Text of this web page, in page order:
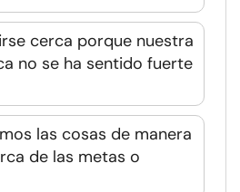
cerca porque nuestra
no se ha sentido fuerte
las cosas de manera
de las metas o